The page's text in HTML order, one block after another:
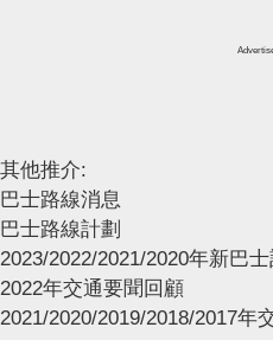
其他推介:
巴士路線消息
巴士路線計劃
2023/2022/2021/2020年新巴
2022年交通要聞回顧
2021/2020/2019/2018/2017年